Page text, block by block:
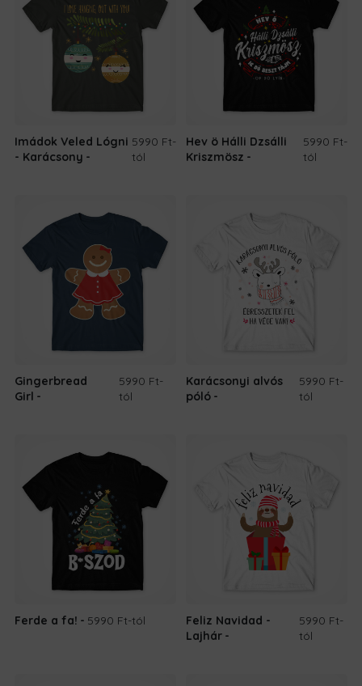
Imádok Veled Lógni
- Karácsony
5990 Ft-
tól
Hev ö Hálli Dzsálli
Kriszmösz
5990 Ft-
tól
Gingerbread
Girl
5990 Ft-
tól
Karácsonyi alvós
póló
5990 Ft-
tól
Ferde a fa! 5990 Ft-tól
Feliz Navidad -
Lajhár
5990 Ft-
tól